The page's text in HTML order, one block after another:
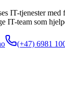
IT-tjenester
IT-team som
(+47) 6981